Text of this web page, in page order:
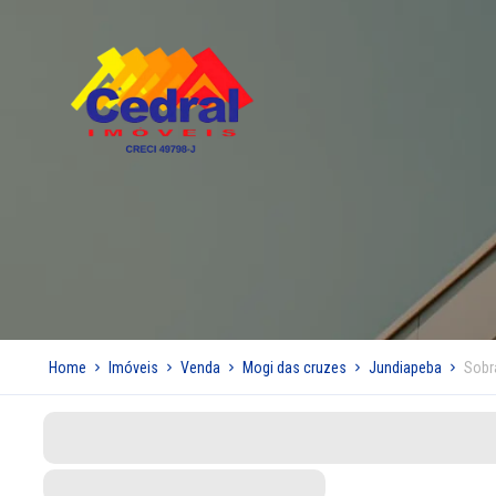
Home Imóveis Venda Mogi das cruzes Jundiapeba